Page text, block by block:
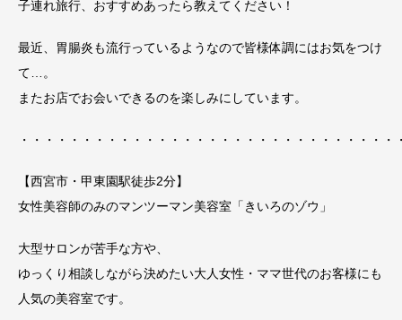
子連れ旅行、おすすめあったら教えてください！
最近、胃腸炎も流行っているようなので皆様体調にはお気をつけ
て…。
またお店でお会いできるのを楽しみにしています。
・・・・・・・・・・・・・・・・・・・・・・・・・・・・・・
【西宮市・甲東園駅徒歩2分】
女性美容師のみのマンツーマン美容室「きいろのゾウ」
大型サロンが苦手な方や、
ゆっくり相談しながら決めたい大人女性・ママ世代のお客様にも
人気の美容室です。